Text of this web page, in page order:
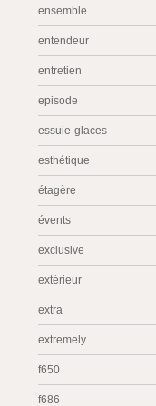
ensemble
entendeur
entretien
episode
essuie-glaces
esthétique
étagère
évents
exclusive
extérieur
extra
extremely
f650
f686